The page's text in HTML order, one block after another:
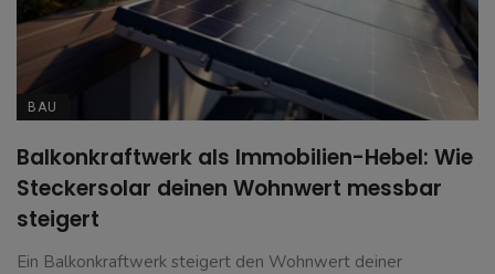
BAU
Balkonkraftwerk als Immobilien-Hebel: Wie
Steckersolar deinen Wohnwert messbar
steigert
Ein Balkonkraftwerk steigert den Wohnwert deiner